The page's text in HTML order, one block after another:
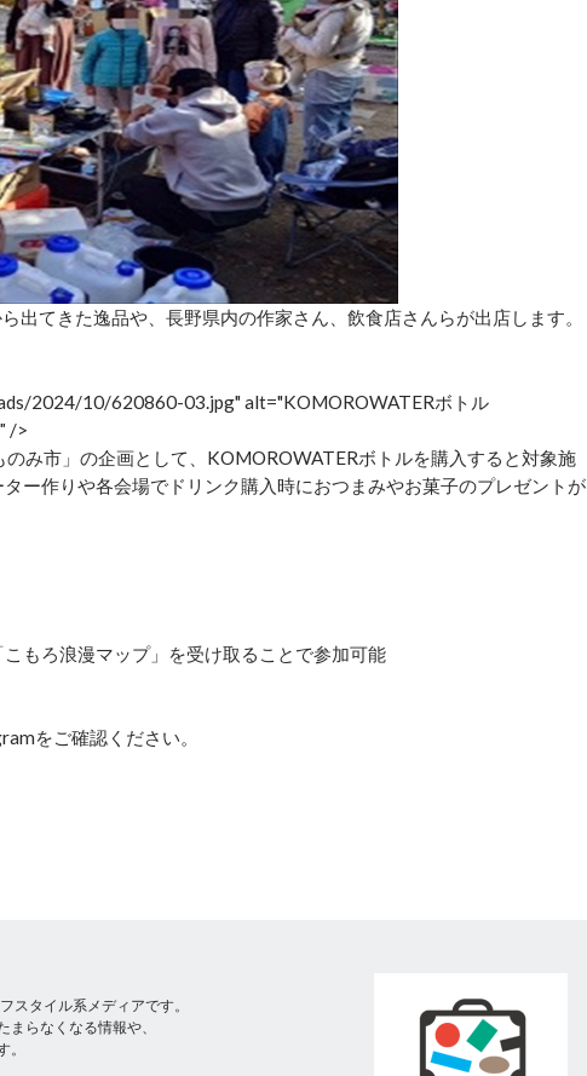
出てきた逸品や、長野県内の作家さん、飲食店さんらが出店します。
2024/10/620860-03.jpg" alt="KOMOROWATERボトル
/>
み市」の企画として、KOMOROWATERボトルを購入すると対象施
ー作りや各会場でドリンク購入時におつまみやお菓子のプレゼントが
もろ浪漫マップ」を受け取ることで参加可能
をご確認ください。
スタイル系メディアです。
らなくなる情報や、